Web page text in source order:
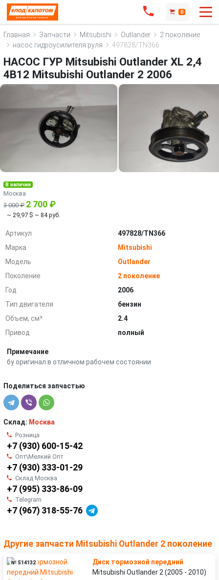
0
Главная Запчасти Mitsubishi Outlander
2 поколение
насос гидроусилителя руля
497828/TN366
НАСОС ГУР Mitsubishi Outlander XL 2,4
4B12 Mitsubishi Outlander 2 2006
В наличии
Москва
3 000 ₽ 2 700 ₽
~ 29,97 $ ~ 84 руб.
Артикул
497828/TN366
Марка
Mitsubishi
Модель
Outlander
Поколение
2 поколение
Год
2006
Тип двигателя
бензин
Объем, см³
2.4
Привод
полный
Примечание
бу оригинал в отличном рабочем состоянии
Поделиться запчастью
Склад: Москва
Розница
+7 (930) 600-15-42
Опт\Мелкий Опт
+7 (930) 333-01-29
Склад Москва
+7 (995) 333-86-09
Telegram
+7 (967) 318-55-76
Другие запчасти Mitsubishi Outlander 2 поколение
№ 514132
Диск тормозной передний
Mitsubishi Outlander 2 (2005 - 2010)